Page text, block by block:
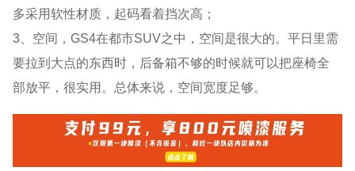
多采用软性材质，起码看着挡次高；
3、空间，GS4在都市SUV之中，空间是很大的。平日里需
要拉到大点的东西时，后备箱不够的时候就可以把座椅全
部放平，很实用。总体来说，空间宽度足够。